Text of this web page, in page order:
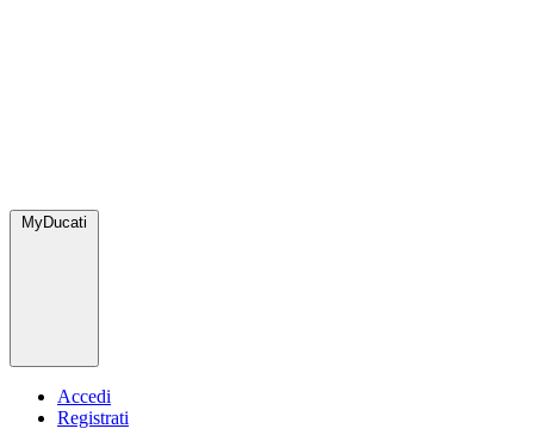
MyDucati
Accedi
Registrati